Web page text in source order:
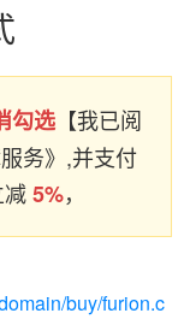
勾选 【我已阅
务》,并支付
5%，
buy/furion.c